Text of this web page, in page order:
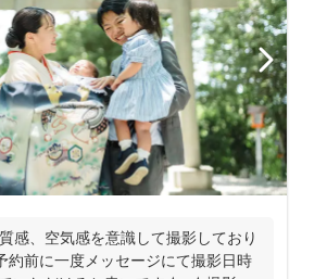
感、空気感を意識して撮影しており
前に一度メッセージにて撮影日時